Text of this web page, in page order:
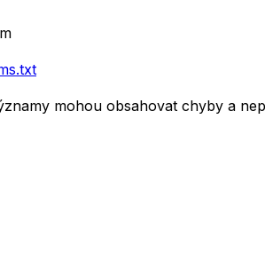
mohou obsahovat chyby a